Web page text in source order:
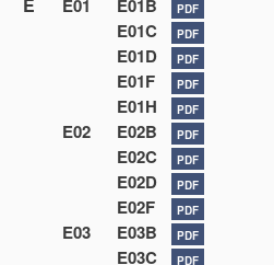
E01 E01B PDF
E01C PDF
E01D PDF
E01F PDF
E01H PDF
E02 E02B PDF
E02C PDF
E02D PDF
E02F PDF
E03 E03B PDF
E03C PDF